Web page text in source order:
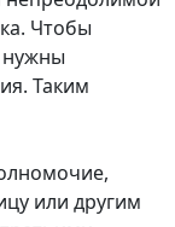
Чтобы
Таким
или другим